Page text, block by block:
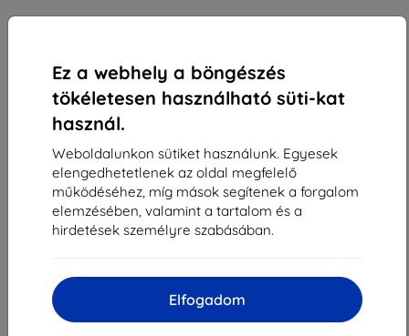
Ez a webhely a böngészés
tökéletesen használható süti-kat
használ.
Weboldalunkon sütiket használunk. Egyesek
elengedhetetlenek az oldal megfelelő
működéséhez, míg mások segítenek a forgalom
elemzésében, valamint a tartalom és a
hirdetések személyre szabásában.
Elfogadom
Shield-Sk s.r.o.
Rudolf Mocka utca 3750/2A
841 04 Bratislava
Cégjegyzékszám:
46701494
ÁFA-azonosító:
SK2023549671
Elérhetőség
info@top4mobile.eu
Írjon nekünk